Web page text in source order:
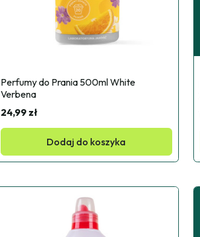
Perfumy do Prania 500ml White
Verbena
24,99 zł
Dodaj do koszyka